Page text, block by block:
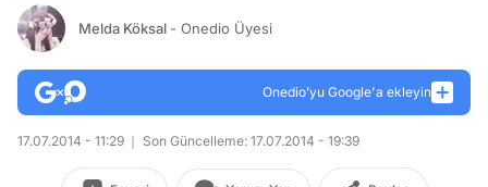
Melda Köksal - Onedio Üyesi
Onedio’yu Google'a ekleyin
17.07.2014 - 11:29 Son Güncelleme: 17.07.2014 - 19:39